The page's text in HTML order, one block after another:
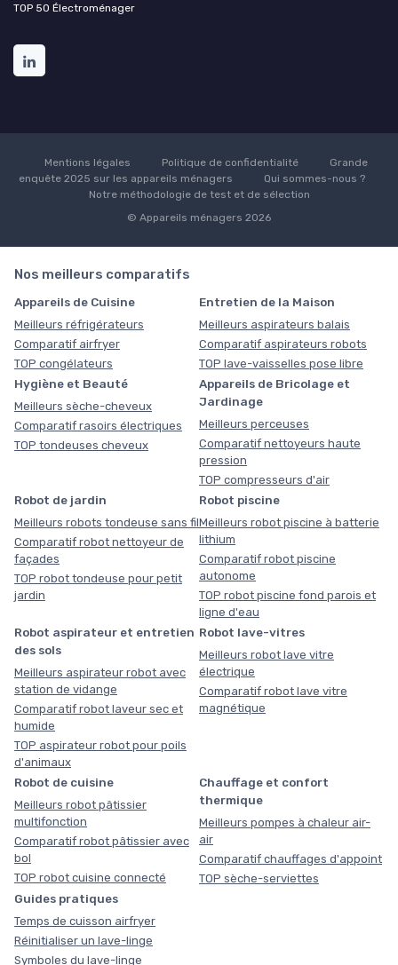
TOP 50 Électroménager
Mentions légales Politique de confidentialité
Grande
enquête 2025 sur les appareils ménagers
Qui sommes-nous ?
Notre méthodologie de test et de sélection
© Appareils ménagers 2026
Nos meilleurs comparatifs
Appareils de Cuisine
Meilleurs réfrigérateurs
Comparatif airfryer
TOP congélateurs
Entretien de la Maison
Meilleurs aspirateurs balais
Comparatif aspirateurs robots
TOP lave-vaisselles pose libre
Hygiène et Beauté
Meilleurs sèche-cheveux
Comparatif rasoirs électriques
TOP tondeuses cheveux
Appareils de Bricolage et
Jardinage
Meilleurs perceuses
Comparatif nettoyeurs haute
pression
TOP compresseurs d'air
Robot de jardin
Meilleurs robots tondeuse sans fil
Comparatif robot nettoyeur de
façades
TOP robot tondeuse pour petit
jardin
Robot piscine
Meilleurs robot piscine à batterie
lithium
Comparatif robot piscine
autonome
TOP robot piscine fond parois et
ligne d'eau
Robot aspirateur et entretien
des sols
Meilleurs aspirateur robot avec
station de vidange
Comparatif robot laveur sec et
humide
TOP aspirateur robot pour poils
d'animaux
Robot lave-vitres
Meilleurs robot lave vitre
électrique
Comparatif robot lave vitre
magnétique
Robot de cuisine
Meilleurs robot pâtissier
multifonction
Comparatif robot pâtissier avec
bol
TOP robot cuisine connecté
Chauffage et confort
thermique
Meilleurs pompes à chaleur air-
air
Comparatif chauffages d'appoint
TOP sèche-serviettes
Guides pratiques
Temps de cuisson airfryer
Réinitialiser un lave-linge
Symboles du lave-linge